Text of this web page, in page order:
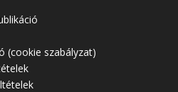
(cookie szabályzat)